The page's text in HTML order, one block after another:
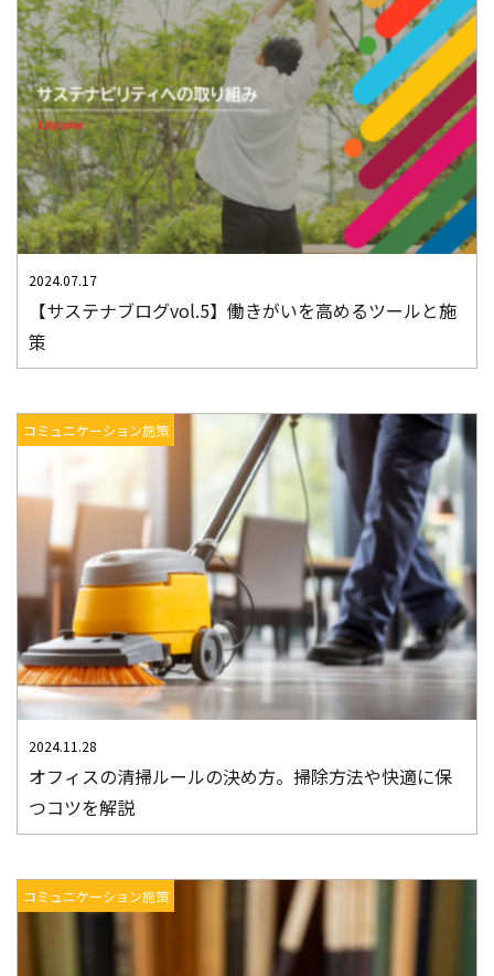
2024.07.17
【サステナブログvol.5】働きがいを高めるツールと施
策
コミュニケーション施策
2024.11.28
オフィスの清掃ルールの決め方。掃除方法や快適に保
つコツを解説
コミュニケーション施策